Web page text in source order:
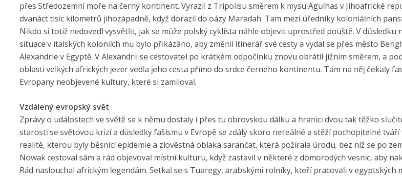
přes Středozemní moře na černý kontinent. Vyrazil z Tripolisu směrem k mysu Agulhas v Jihoafrické
dvanáct tisíc kilometrů jihozápadně, když dorazil do oázy Maradah. Tam mezi úředníky koloniálních
Nikdo si totiž nedovedl vysvětlit, jak se může polský cyklista náhle objevit uprostřed pouště. V důsledku
situace v italských koloniích mu bylo přikázáno, aby změnil itinerář své cesty a vydal se přes město
Alexandrie v Egyptě. V Alexandrii se cestovatel po krátkém odpočinku znovu obrátil jižním směrem, a
oblasti velkých afrických jezer vedla jeho cesta přímo do srdce černého kontinentu. Tam na něj čekaly
Evropany neobjevené kultury, které si zamiloval.
Vzdálený evropský svět
Zprávy o událostech ve světě se k němu dostaly i přes tu obrovskou dálku a hranici dvou tak těžko
starosti se světovou krizí a důsledky fašismu v Evropě se zdály skoro nereálné a stěží pochopitelné
realitě, kterou byly běsnící epidemie a zlověstná oblaka sarančat, která požírala úrodu, bez níž se po
Nowak cestoval sám a rád objevoval místní kulturu, když zastavil v některé z domorodých vesnic, aby
Rád naslouchal africkým legendám. Setkal se s Tuaregy, arabskými rolníky, kteří pracovali v egyptských